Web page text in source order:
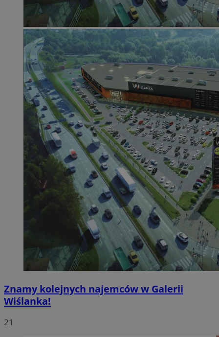
Znamy kolejnych najemców w Galerii
Wiślanka!
21